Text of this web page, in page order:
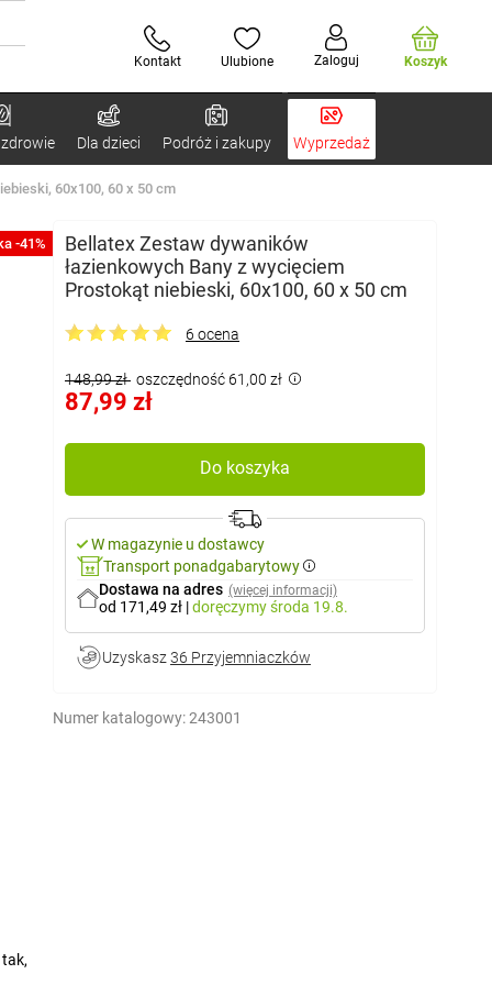
Kontakt Ulubione Zaloguj Koszyk
Dla dzieci Podróż i zakupy Wyprzedaż
60x100, 60 x 50 cm
-41%
Bellatex Zestaw dywaników
łazienkowych Bany z wycięciem
Prostokąt niebieski, 60x100, 60 x 50 cm
6 ocena
148,99 zł oszczędność 61,00 zł
87,99 zł
Do koszyka
W magazynie u dostawcy
Transport ponadgabarytowy
Dostawa na adres (więcej informacji)
od 171,49 zł |doręczymyśroda 19.8.
Uzyskasz 36 Przyjemniaczków
Numer katalogowy:243001